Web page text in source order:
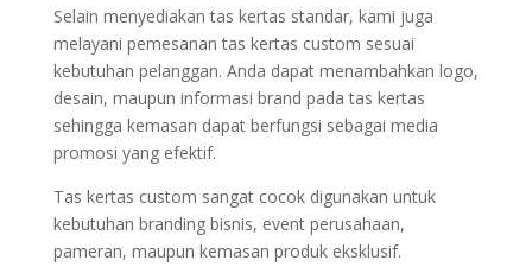
Selain menyediakan tas kertas standar, kami juga
melayani pemesanan tas kertas custom sesuai
kebutuhan pelanggan. Anda dapat menambahkan logo,
desain, maupun informasi brand pada tas kertas
sehingga kemasan dapat berfungsi sebagai media
promosi yang efektif.
Tas kertas custom sangat cocok digunakan untuk
kebutuhan branding bisnis, event perusahaan,
pameran, maupun kemasan produk eksklusif.